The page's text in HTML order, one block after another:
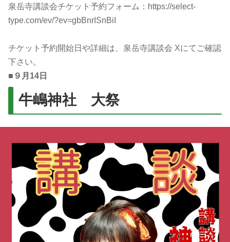
泉岳寺講談会チケット予約フォーム：https://select-
type.com/ev/?ev=gbBnrISnBiI
チケット予約開始日や詳細は、泉岳寺講談会 Xにてご確認
下さい。
■ ９月14日
牛嶋神社 大祭